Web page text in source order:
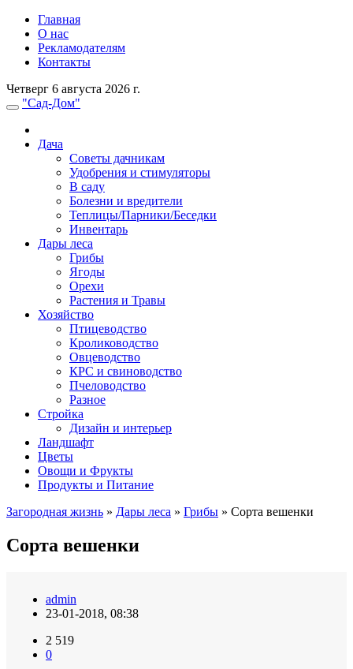
Главная
О нас
Рекламодателям
Контакты
Четверг 6 августа 2026 г.
"Сад-Дом"
Дача
Советы дачникам
Удобрения и стимуляторы
В саду
Болезни и вредители
Теплицы/Парники/Беседки
Инвентарь
Дары леса
Грибы
Ягоды
Орехи
Растения и Травы
Хозяйство
Птицеводство
Кролиководство
Овцеводство
КРС и свиноводство
Пчеловодство
Разное
Стройка
Дизайн и интерьер
Ландшафт
Цветы
Овощи и Фрукты
Продукты и Питание
Загородная жизнь » Дары леса » Грибы » Сорта вешенки
Сорта вешенки
admin
23-01-2018, 08:38
2 519
0